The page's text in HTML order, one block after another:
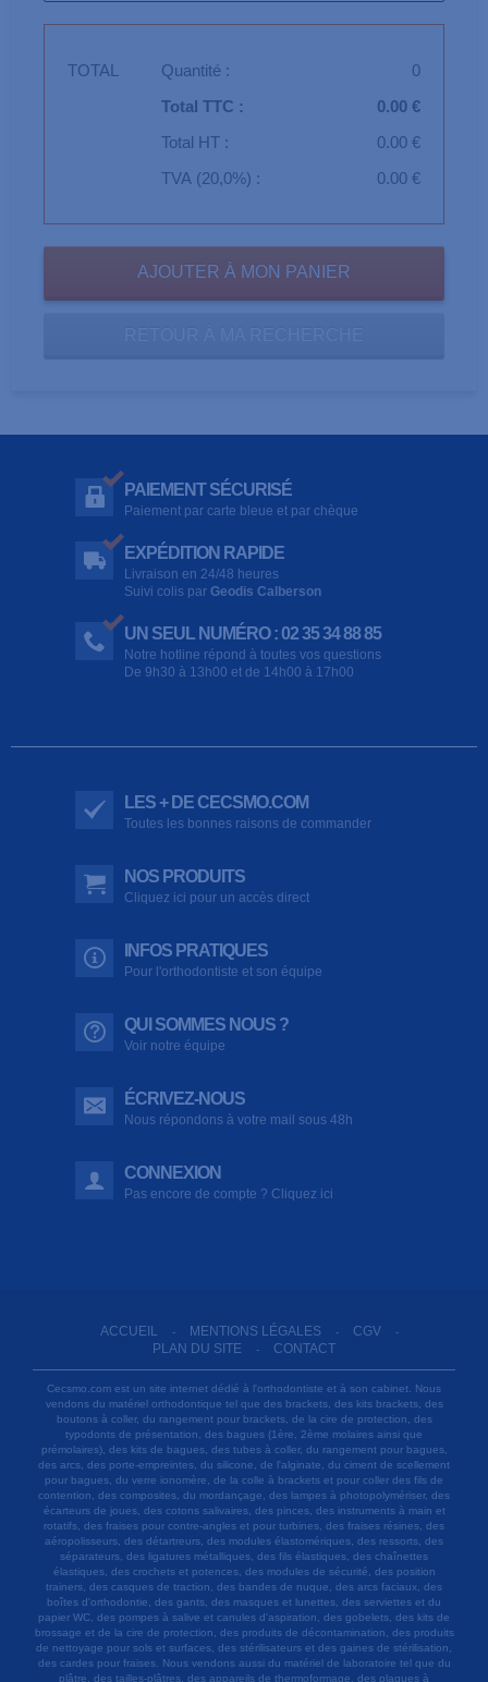
TOTAL Quantité :
0
Total TTC :
0.00 €
Total HT :
0.00 €
TVA (20,0%) :
0.00 €
PAIEMENT SÉCURISÉ
Paiement par carte bleue et par chèque
EXPÉDITION RAPIDE
Livraison en 24/48 heures
Suivi colis par Geodis Calberson
UN SEUL NUMÉRO : 02 35 34 88 85
Notre hotline répond à toutes vos questions
De 9h30 à 13h00 et de 14h00 à 17h00
LES + DE CECSMO.COM
Toutes les bonnes raisons de commander
NOS PRODUITS
Cliquez ici pour un accès direct
INFOS PRATIQUES
Pour l'orthodontiste et son équipe
QUI SOMMES NOUS ?
Voir notre équipe
ÉCRIVEZ-NOUS
Nous répondons à votre mail sous 48h
CONNEXION
Pas encore de compte ? Cliquez ici
ACCUEIL - MENTIONS LÉGALES - CGV -
PLAN DU SITE - CONTACT
Cecsmo.com est un site internet dédié à l'orthodontiste et à son cabinet. Nous
vendons du matériel orthodontique tel que des brackets, des kits brackets, des
boutons à coller, du rangement pour brackets, de la cire de protection, des
typodonts de présentation, des bagues (1ère, 2ème molaires ainsi que
prémolaires), des kits de bagues, des tubes à coller, du rangement pour bagues,
des arcs, des porte-empreintes, du silicone, de l'alginate, du ciment de scellement
pour bagues, du verre ionomère, de la colle à brackets et pour coller des fils de
contention, des composites, du mordançage, des lampes à photopolymériser, des
écarteurs de joues, des cotons salivaires, des pinces, des instruments à main et
rotatifs, des fraises pour contre-angles et pour turbines, des fraises résines, des
aéropolisseurs, des détartreurs, des modules élastomériques, des ressorts, des
séparateurs, des ligatures métalliques, des fils élastiques, des chaînettes
élastiques, des crochets et potences, des modules de sécurité, des position
trainers, des casques de traction, des bandes de nuque, des arcs faciaux, des
boîtes d'orthodontie, des gants, des masques et lunettes, des serviettes et du
papier WC, des pompes à salive et canules d'aspiration, des gobelets, des kits de
brossage et de la cire de protection, des produits de décontamination, des produits
de nettoyage pour sols et surfaces, des stérilisateurs et des gaines de stérilisation,
des cardes pour fraises. Nous vendons aussi du matériel de laboratoire tel que du
plâtre, des tailles-plâtres, des appareils de thermoformage, des plaques à